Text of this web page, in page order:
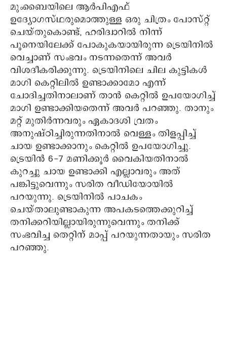
മുംബൈയിലെ ആർ‌പി‌എഫ്
ഉദ്യോഗസ്ഥരുമൊത്തുള്ള ഒരു ചിത്രം പോസ്റ്റ്
ചെയ്തുകൊണ്ട്, ഹരിദ്വാറിൽ നിന്ന്
പൂനെയിലേക്ക് പോകുകയായിരുന്ന ട്രെയിനിൽ
വെച്ചാണ് സംഭവം നടന്നതെന്ന് അവർ
വിശദീകരിക്കുന്നു. ട്രെയിനിലെ ചില കുട്ടികൾ
മാഗി കെറ്റിലിൽ ഉണ്ടാക്കാമോ എന്ന്
ചോദിച്ചതിനാലാണ് താൻ കെറ്റിൽ ഉപയോഗിച്ച്
മാഗി ഉണ്ടാക്കിയതെന്ന് അവർ പറഞ്ഞു. താനും
മറ്റ് മുതിർന്നവരും ഏകാദശി വ്രതം
അനുഷ്ഠിച്ചിരുന്നതിനാൽ വെള്ളം തിളപ്പിച്ച്
ചായ ഉണ്ടാക്കാനും കെറ്റിൽ ഉപയോഗിച്ചു.
ട്രെയിൻ 6-7 മണിക്കൂർ വൈകിയതിനാൽ
കുറച്ചു ചായ ഉണ്ടാക്കി എല്ലാവരും അത്
പങ്കിട്ടുവെന്നും സരിത വീഡിയോയിൽ
പറയുന്നു. ട്രെയിനിൽ പാചകം
ചെയ്താലുണ്ടാകുന്ന അപകടത്തെക്കുറിച്ച്
തനിക്കറിയില്ലായിരുന്നുവെന്നും തനിക്ക്
സംഭവിച്ച തെറ്റിന് മാപ്പ് പറയുന്നതായും സരിത
പറഞ്ഞു.